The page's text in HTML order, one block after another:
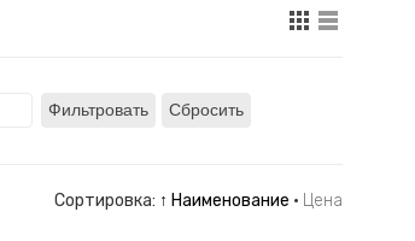
Фильтровать Сбросить
Сортировка: ↑ Наименование · Цена